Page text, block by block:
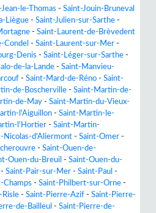
le-Thomas - Saint-Jouin-Bruneval
Liègue - Saint-Julien-sur-Sarthe -
- Saint-Laurent-de-Brèvedent
Condel - Saint-Laurent-sur-Mer -
Denis - Saint-Léger-sur-Sarthe -
de-la-Lande - Saint-Manvieu-
- Saint-Mard-de-Réno - Saint-
de-Boscherville - Saint-Martin-de-
de-May - Saint-Martin-du-Vieux-
l'Aiguillon - Saint-Martin-le-
l'Hortier - Saint-Martin-
Nicolas-d'Aliermont - Saint-Omer -
- Saint-Ouen-de-
Ouen-du-Breuil - Saint-Ouen-du-
- Saint-Pair-sur-Mer - Saint-Paul -
Champs - Saint-Philbert-sur-Orne -
Risle - Saint-Pierre-Azif - Saint-Pierre-
de-Bailleul - Saint-Pierre-de-